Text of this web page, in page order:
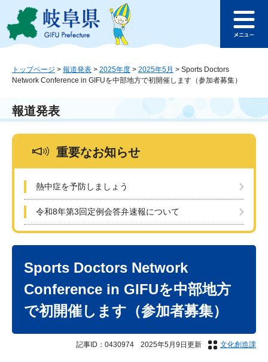
ジ
ュ
本
このページの本文へ
ュ
トップページ > 報道発表 > 2025年度 > 2025年5月 > Sports Doctors
Network Conference in GIFUを中部地方で初開催します（参加者募集）
報道発表
重要なお知らせ
熱中症を予防しましょう
令和8年第3回定例会答弁速報について
Sports Doctors Network
Conference in GIFUを中部地方
で初開催します（参加者募集）
記事ID：0430974 2025年5月9日更新 文化創造課